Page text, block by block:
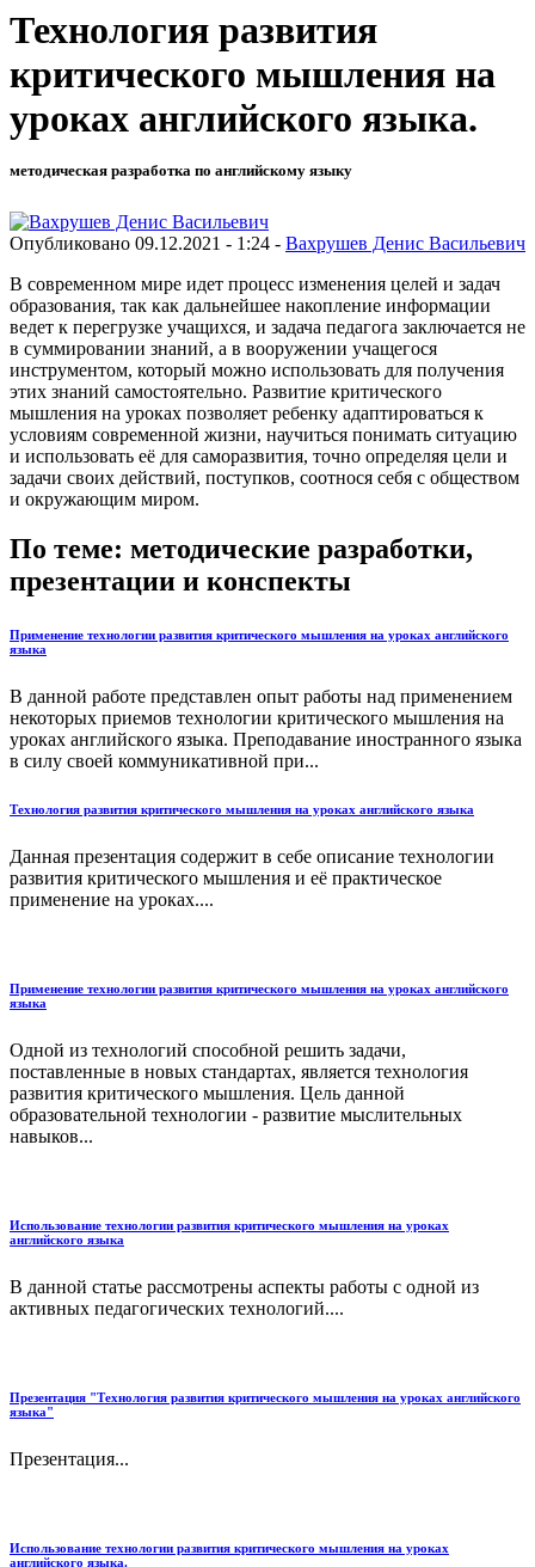
Технология развития
критического мышления на
уроках английского языка.
методическая разработка по английскому языку
Опубликовано 09.12.2021 - 1:24 - Вахрушев Денис Васильевич
В современном мире идет процесс изменения целей и задач
образования, так как дальнейшее накопление информации
ведет к перегрузке учащихся, и задача педагога заключается не
в суммировании знаний, а в вооружении учащегося
инструментом, который можно использовать для получения
этих знаний самостоятельно. Развитие критического
мышления на уроках позволяет ребенку адаптироваться к
условиям современной жизни, научиться понимать ситуацию
и использовать её для саморазвития, точно определяя цели и
задачи своих действий, поступков, соотнося себя с обществом
и окружающим миром.
По теме: методические разработки,
презентации и конспекты
Применение технологии развития критического мышления на уроках английского
языка
В данной работе представлен опыт работы над применением
некоторых приемов технологии критического мышления на
уроках английского языка. Преподавание иностранного языка
в силу своей коммуникативной при...
Технология развития критического мышления на уроках английского языка
Данная презентация содержит в себе описание технологии
развития критического мышления и её практическое
применение на уроках....
Применение технологии развития критического мышления на уроках английского
языка
Одной из технологий способной решить задачи,
поставленные в новых стандартах, является технология
развития критического мышления. Цель данной
образовательной технологии - развитие мыслительных
навыков...
Использование технологии развития критического мышления на уроках
английского языка
В данной статье рассмотрены аспекты работы с одной из
активных педагогических технологий....
Презентация "Технология развития критического мышления на уроках английского
языка"
Презентация...
Использование технологии развития критического мышления на уроках
английского языка.